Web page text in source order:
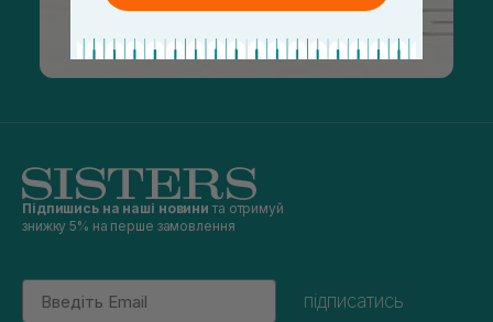
Підпишись на наші новини та отримуй
знижку 5% на перше замовлення
Email
підписатись